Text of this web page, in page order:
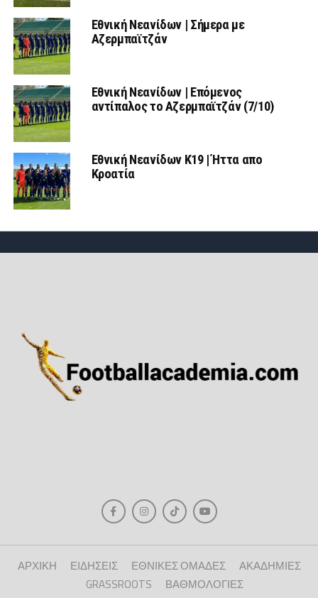
Εθνική Νεανίδων | Σήμερα με
Αζερμπαϊτζάν
Εθνική Νεανίδων | Επόμενος
αντίπαλος το Αζερμπαϊτζάν (7/10)
Εθνική Νεανίδων Κ19 | Ήττα απο
Κροατία
ΑΡΧΙΚΗ ΕΙΔΗΣΕΙΣ ΕΘΝΙΚΕΣ ΟΜΑΔΕΣ
ΑΚΑΔΗΜΙΕΣ
GRASSROOTS
ΒΑΘΜΟΛΟΓΙΕΣ